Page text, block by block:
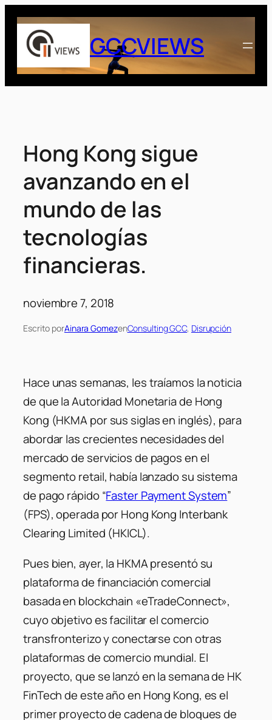
Saltar
contenido
GCCVIEWS
Hong Kong sigue
avanzando en el
mundo de las
tecnologías
financieras.
noviembre 7, 2018
Escrito porAinara GomezenConsulting GCC, Disrupción
Hace unas semanas, les traíamos la noticia
de que la Autoridad Monetaria de Hong
Kong (HKMA por sus siglas en inglés), para
abordar las crecientes necesidades del
mercado de servicios de pagos en el
segmento retail, había lanzado su sistema
de pago rápido “Faster Payment System”
(FPS), operada por Hong Kong Interbank
Clearing Limited (HKICL).
Pues bien, ayer, la HKMA presentó su
plataforma de financiación comercial
basada en blockchain «eTradeConnect»,
cuyo objetivo es facilitar el comercio
transfronterizo y conectarse con otras
plataformas de comercio mundial. El
proyecto, que se lanzó en la semana de HK
FinTech de este año en Hong Kong, es el
primer proyecto de cadena de bloques de